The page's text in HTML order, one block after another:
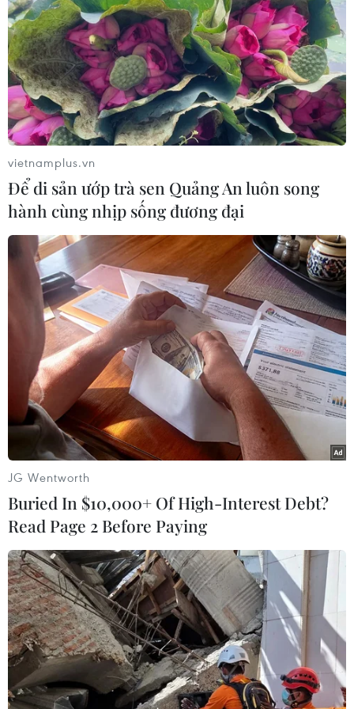
Hòa Bình kiến nghị xây đường dẫn nước
kín vào Nhà máy nước sông Đà
18/10/2019 09:31
Tuyến ống thô kín dẫn nước từ nguồn bơm trực tiếp vào
khu xử lý của Nhà máy nước sạch sẽ giảm thiểu được
nguy cơ ô nhiễm.
Vụ ô nhiễm nguồn nước sông Đà: Cảnh
vietnamplus.vn
Để di sản ướp trà sen Quảng An luôn song
hành cùng nhịp sống đương đại
JG Wentworth
Buried In $10,000+ Of High-Interest Debt?
Read Page 2 Before Paying